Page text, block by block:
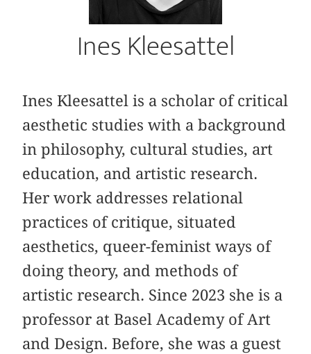
Ines Kleesattel
Ines Kleesattel is a scholar of critical
aesthetic studies with a background
in philosophy, cultural studies, art
education, and artistic research.
Her work addresses relational
practices of critique, situated
aesthetics, queer-feminist ways of
doing theory, and methods of
artistic research. Since 2023 she is a
professor at Basel Academy of Art
and Design. Before, she was a guest